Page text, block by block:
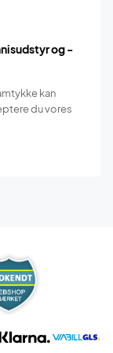
og -
kan
du vores